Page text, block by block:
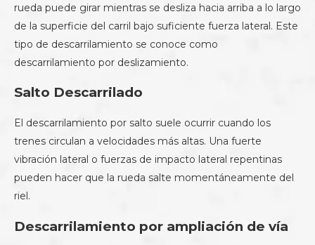
rueda puede girar mientras se desliza hacia arriba a lo largo
de la superficie del carril bajo suficiente fuerza lateral. Este
tipo de descarrilamiento se conoce como
descarrilamiento por deslizamiento.
Salto Descarrilado
El descarrilamiento por salto suele ocurrir cuando los
trenes circulan a velocidades más altas. Una fuerte
vibración lateral o fuerzas de impacto lateral repentinas
pueden hacer que la rueda salte momentáneamente del
riel.
Descarrilamiento por ampliación de vía